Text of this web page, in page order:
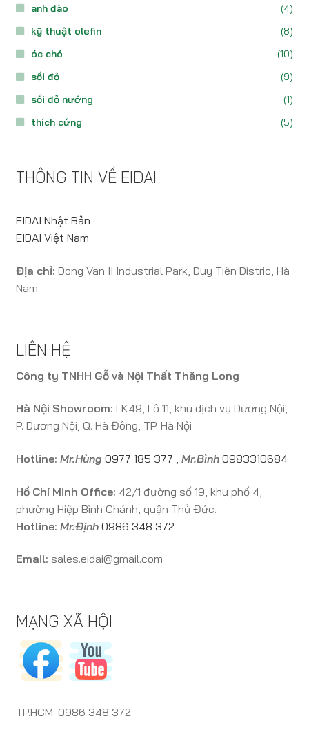
anh đào
(4)
kỹ thuật olefin
(8)
óc chó
(10)
sồi đỏ
(9)
sồi đỏ nướng
(1)
thích cứng
(5)
THÔNG TIN VỀ EIDAI
EIDAI Nhật Bản
EIDAI Việt Nam
Địa chỉ: Dong Van II Industrial Park, Duy Tiên Distric, Hà
Nam
LIÊN HỆ
Công ty TNHH Gỗ và Nội Thất Thăng Long
Hà Nội Showroom: LK49, Lô 11, khu dịch vụ Dương Nội,
P. Dương Nội, Q. Hà Đông, TP. Hà Nội
Hotline: Mr.Hùng 0977 185 377 , Mr.Bình 0983310684
Hồ Chí Minh Office: 42/1 đường số 19, khu phố 4,
phường Hiệp Bình Chánh, quận Thủ Đức.
Hotline: Mr.Định 0986 348 372
Email: sales.eidai@gmail.com
MẠNG XÃ HỘI
TP.HCM: 0986 348 372